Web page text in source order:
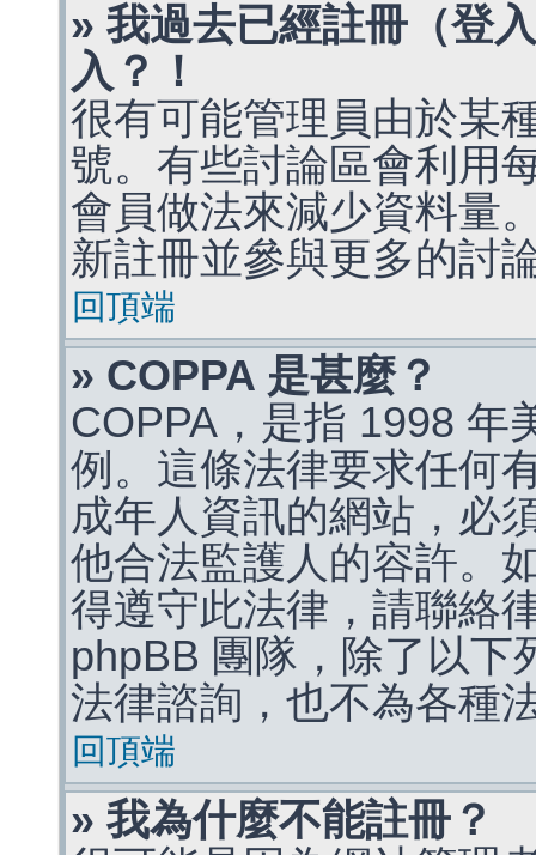
» 我過去已經註冊（登
入？！
很有可能管理員由於某
號。有些討論區會利用
會員做法來減少資料量
新註冊並參與更多的討
回頂端
» COPPA 是甚麼？
COPPA，是指 1998 年
例。這條法律要求任何
成年人資訊的網站，必
他合法監護人的容許。
得遵守此法律，請聯絡
phpBB 團隊，除了以下
法律諮詢，也不為各種
回頂端
» 我為什麼不能註冊？